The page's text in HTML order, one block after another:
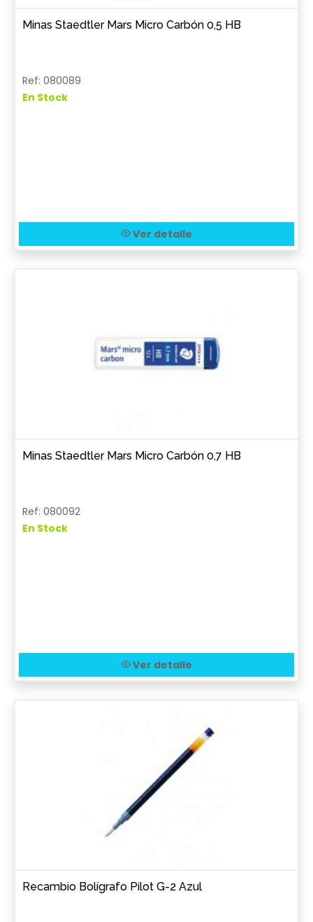
Minas Staedtler Mars Micro Carbón 0,5 HB
Ref: 080089
En Stock
Ver detalle
Minas Staedtler Mars Micro Carbón 0,7 HB
Ref: 080092
En Stock
Ver detalle
Recambio Bolígrafo Pilot G-2 Azul